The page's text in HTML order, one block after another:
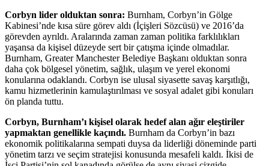
Corbyn lider olduktan sonra: Burnham, Corbyn’in Gölge
Kabinesi’nde kısa süre görev aldı (İçişleri Sözcüsü) ve 2016’da
görevden ayrıldı. Aralarında zaman zaman politika farklılıkları
yaşansa da kişisel düzeyde sert bir çatışma içinde olmadılar.
Burnham, Greater Manchester Belediye Başkanı olduktan sonra
daha çok bölgesel yönetim, sağlık, ulaşım ve yerel ekonomi
konularına odaklandı. Corbyn ise ulusal siyasette savaş karşıtlığı,
kamu hizmetlerinin kamulaştırılması ve sosyal adalet gibi konuları
ön planda tuttu.
Corbyn, Burnham’ı kişisel olarak hedef alan ağır eleştiriler
yapmaktan genellikle kaçındı. Burnham da Corbyn’in bazı
ekonomik politikalarına sempati duysa da liderliği döneminde parti
yönetim tarzı ve seçim stratejisi konusunda mesafeli kaldı. İkisi de